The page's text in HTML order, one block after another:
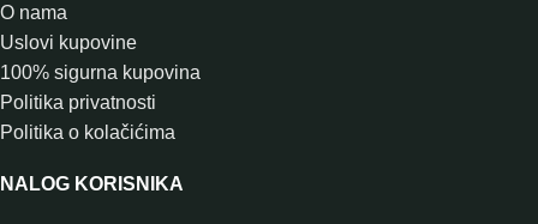
O nama
Uslovi kupovine
100% sigurna kupovina
Politika privatnosti
Politika o kolačićima
NALOG KORISNIKA